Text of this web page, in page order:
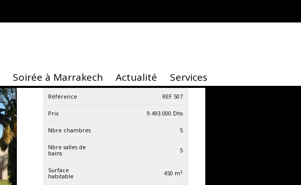
Soirée à Marrakech Actualité Services
Référence REF 507
Prix 9.493.000 Dhs
Nbre chambres 5
Nbre salles de
bains
5
Surface
habitable
450 m²